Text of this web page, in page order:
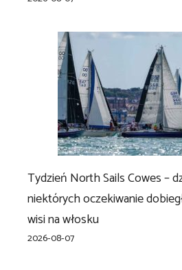
Tydzień North Sails Cowes –
niektórych oczekiwanie
wisi na włosku
2026-08-07